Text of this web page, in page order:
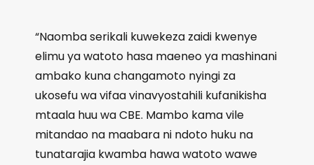
“Naomba serikali kuwekeza zaidi kwenye
elimu ya watoto hasa maeneo ya mashinani
ambako kuna changamoto nyingi za
ukosefu wa vifaa vinavyostahili kufanikisha
mtaala huu wa CBE. Mambo kama vile
mitandao na maabara ni ndoto huku na
tunatarajia kwamba hawa watoto wawe